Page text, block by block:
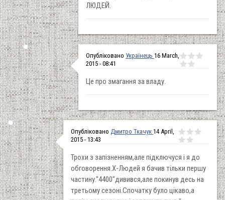
ЛЮДЕЙ.
Опубліковано Українець 16 March,
2015 - 08:41
Це про змагання за владу.
Опубліковано Дмитро Ткачук 14 April,
2015 - 13:43
Трохи з запізненням,але підключуся і я до
обговорення.Х-Людей я бачив тільки першу
частину."4400"дивився,але покинув десь на
третьому сезоні.Спочатку було цікаво,а